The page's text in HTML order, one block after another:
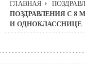
ГЛАВНАЯ
ПОЗДРАВЛЕНИЯ С 8
И ОДНОКЛАССНИЦЕ